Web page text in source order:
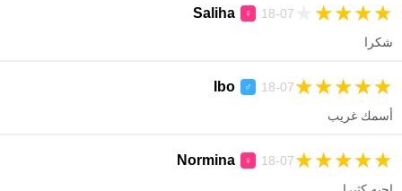
Saliha ♀ 18-07 ★
★
★
★
شكرا
Ibo ♂ 18-07 ★
★
★
★
★
أسمك غريب
Normina ♀ 18-07 ★
★
★
★
★